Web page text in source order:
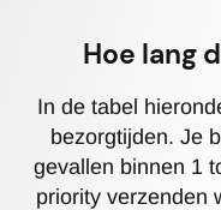
Hoe lang
In de tabel
bezorgtijden. Je
gevallen binnen 1
priority verzenden